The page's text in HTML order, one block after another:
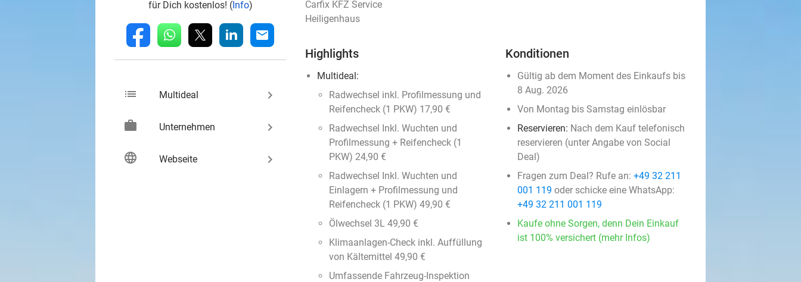
für Dich kostenlos! (Info)
fb whatsapp linkedin mail
list Multideal keyboard_arrow_right
work Unternehmen keyboard_arrow_right
language Webseite keyboard_arrow_right
Carfix KFZ Service
Heiligenhaus
Highlights
Multideal:
Radwechsel inkl. Profilmessung und
Reifencheck (1 PKW) 17,90 €
Radwechsel Inkl. Wuchten und
Profilmessung + Reifencheck (1
PKW) 24,90 €
Radwechsel Inkl. Wuchten und
Einlagern + Profilmessung und
Reifencheck (1 PKW) 49,90 €
Ölwechsel 3L 49,90 €
Klimaanlagen-Check inkl. Auffüllung
von Kältemittel 49,90 €
Umfassende Fahrzeug-Inspektion
Konditionen
Gültig ab dem Moment des Einkaufs bis
8 Aug. 2026
Von Montag bis Samstag einlösbar
Reservieren: Nach dem Kauf telefonisch
reservieren (unter Angabe von Social
Deal)
Fragen zum Deal? Rufe an: +49 32 211
001 119 oder schicke eine WhatsApp:
+49 32 211 001 119
Kaufe ohne Sorgen, denn Dein Einkauf
ist 100% versichert (mehr Infos)